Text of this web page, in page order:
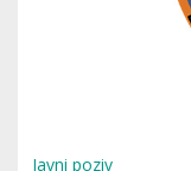
Javni poziv